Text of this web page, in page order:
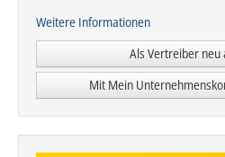
Weitere Informationen
Als Vertreiber neu
Mit Mein